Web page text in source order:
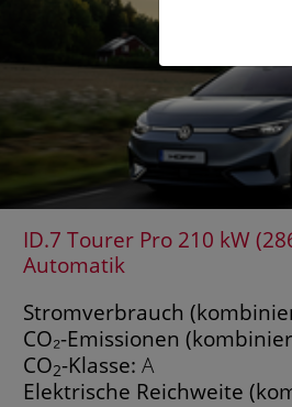
ID.7 Tourer Pro 210 kW
Automatik
Strom­verbrauch
CO₂-Emissionen
CO2-Klasse: A
Elektrische Reichweite